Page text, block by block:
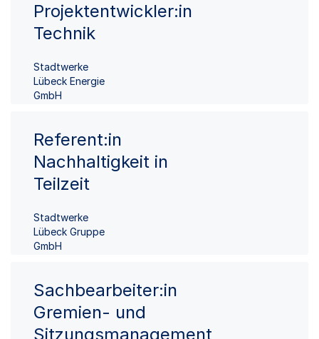
Projektentwickler:in
Technik
Stadtwerke
Lübeck Energie
GmbH
Referent:in
Nachhaltigkeit in
Teilzeit
Stadtwerke
Lübeck Gruppe
GmbH
Sachbearbeiter:in
Gremien- und
Sitzungsmanagement